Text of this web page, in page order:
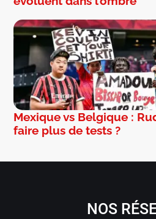
Mexique vs Belgique :
faire plus de tests ?
NOS